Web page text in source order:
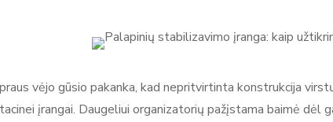
vėjo gūsio pakanka, kad nepritvirtinta konstrukcija
įrangai. Daugeliui organizatorių pažįstama baimė dėl